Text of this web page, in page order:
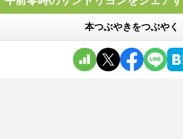
本つぶやきをつぶやく